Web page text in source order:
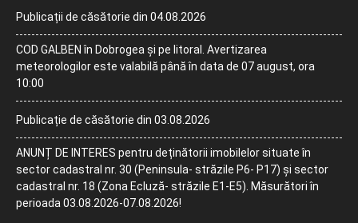
Publicații de căsătorie din 04.08.2026
COD GALBEN în Dobrogea și pe litoral. Avertizarea
meteorologilor este valabilă până în data de 07 august, ora
10:00
Publicație de căsătorie din 03.08.2026
ANUNȚ DE INTERES pentru deținătorii imobilelor situate în
sector cadastral nr. 30 (Peninsula- străzile P6- P17) și sector
cadastral nr. 18 (Zona Ecluză- străzile E1-E5). Măsurători în
perioada 03.08.2026-07.08.2026!